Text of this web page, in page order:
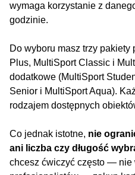
wymaga korzystanie z
godzinie.
Do wyboru masz trzy
Plus, MultiSport Classic i
dodatkowe (MultiSport
Senior i MultiSport Aqua).
rodzajem dostępnych
Co jednak istotne, nie
ani liczba czy długość
chcesz ćwiczyć często — nie